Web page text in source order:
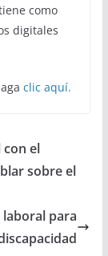
como
digitales
clic aquí.
el
sobre el
para